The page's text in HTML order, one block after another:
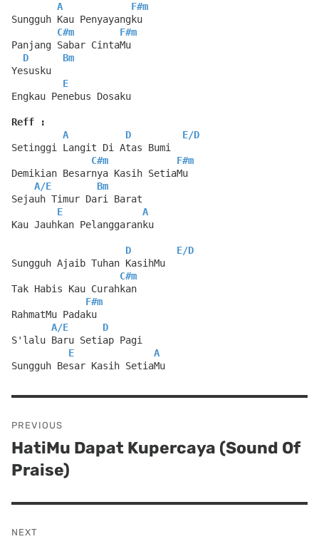
A
F#m
Sungguh Kau Penyayangku
C#m
F#m
Panjang Sabar CintaMu
D
Bm
Yesusku
E
Engkau Penebus Dosaku
Reff :
A
D E/D
Setinggi Langit Di Atas Bumi
C#m
F#m
Demikian Besarnya Kasih SetiaMu
A/E
Bm
Sejauh Timur Dari Barat
E
A
Kau Jauhkan Pelanggaranku
D E/D
Sungguh Ajaib Tuhan KasihMu
C#m
Tak Habis Kau Curahkan
F#m
RahmatMu Padaku
A/E
D
S'lalu Baru Setiap Pagi
E
A
Sungguh Besar Kasih SetiaMu
navigation
PREVIOUS
Previous
post:
HatiMu Dapat Kupercaya (Sound Of
Praise)
NEXT